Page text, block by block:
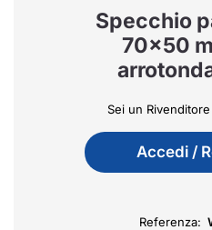
Specchio
70x50
Sei un Rivenditore
Accedi /
Referenza: